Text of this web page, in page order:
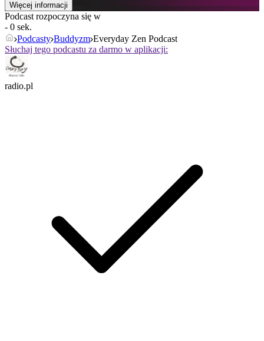
Więcej informacji
Podcast rozpoczyna się w
- 0 sek.
Podcasty Buddyzm Everyday Zen Podcast
Słuchaj tego podcastu za darmo w aplikacji:
radio.pl